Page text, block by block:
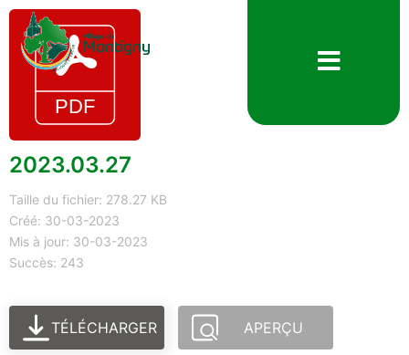
2023.03.27
Taille du fichier: 278.27 KB
Créé: 30-03-2023
Mis à jour: 30-03-2023
Succès: 243
TÉLÉCHARGER APERÇU